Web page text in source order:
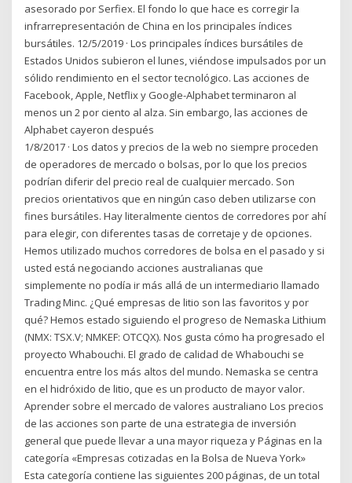
asesorado por Serfiex. El fondo lo que hace es corregir la
infrarrepresentación de China en los principales índices
bursátiles. 12/5/2019 · Los principales índices bursátiles de
Estados Unidos subieron el lunes, viéndose impulsados por un
sólido rendimiento en el sector tecnológico. Las acciones de
Facebook, Apple, Netflix y Google-Alphabet terminaron al
menos un 2 por ciento al alza. Sin embargo, las acciones de
Alphabet cayeron después
1/8/2017 · Los datos y precios de la web no siempre proceden
de operadores de mercado o bolsas, por lo que los precios
podrían diferir del precio real de cualquier mercado. Son
precios orientativos que en ningún caso deben utilizarse con
fines bursátiles. Hay literalmente cientos de corredores por ahí
para elegir, con diferentes tasas de corretaje y de opciones.
Hemos utilizado muchos corredores de bolsa en el pasado y si
usted está negociando acciones australianas que
simplemente no podía ir más allá de un intermediario llamado
Trading Minc. ¿Qué empresas de litio son las favoritos y por
qué? Hemos estado siguiendo el progreso de Nemaska Lithium
(NMX: TSX.V; NMKEF: OTCQX). Nos gusta cómo ha progresado el
proyecto Whabouchi. El grado de calidad de Whabouchi se
encuentra entre los más altos del mundo. Nemaska se centra
en el hidróxido de litio, que es un producto de mayor valor.
Aprender sobre el mercado de valores australiano Los precios
de las acciones son parte de una estrategia de inversión
general que puede llevar a una mayor riqueza y Páginas en la
categoría «Empresas cotizadas en la Bolsa de Nueva York»
Esta categoría contiene las siguientes 200 páginas, de un total